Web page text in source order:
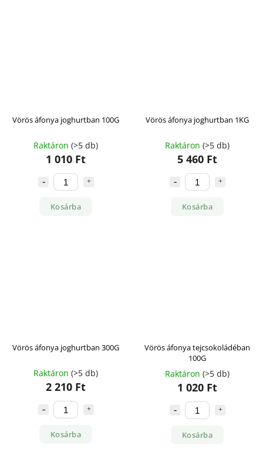
Vörös áfonya joghurtban 100G
Raktáron (>5 db)
1 010 Ft
Kosárba
Vörös áfonya joghurtban 1KG
Raktáron (>5 db)
5 460 Ft
Kosárba
Vörös áfonya joghurtban 300G
Raktáron (>5 db)
2 210 Ft
Kosárba
Vörös áfonya tejcsokoládéban
100G
Raktáron (>5 db)
1 020 Ft
Kosárba